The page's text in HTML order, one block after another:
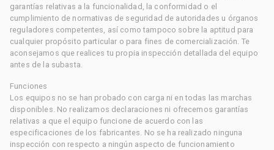
garantías relativas a la funcionalidad, la conformidad o el
cumplimiento de normativas de seguridad de autoridades u órganos
reguladores competentes, así como tampoco sobre la aptitud para
cualquier propósito particular o para fines de comercialización. Te
aconsejamos que realices tu propia inspección detallada del equipo
antes de la subasta.
Funciones
Los equipos no se han probado con carga ni en todas las marchas
disponibles. No realizamos declaraciones ni ofrecemos garantías
relativas a que el equipo funcione de acuerdo con las
especificaciones de los fabricantes. No se ha realizado ninguna
inspección con respecto a ningún aspecto de funcionamiento